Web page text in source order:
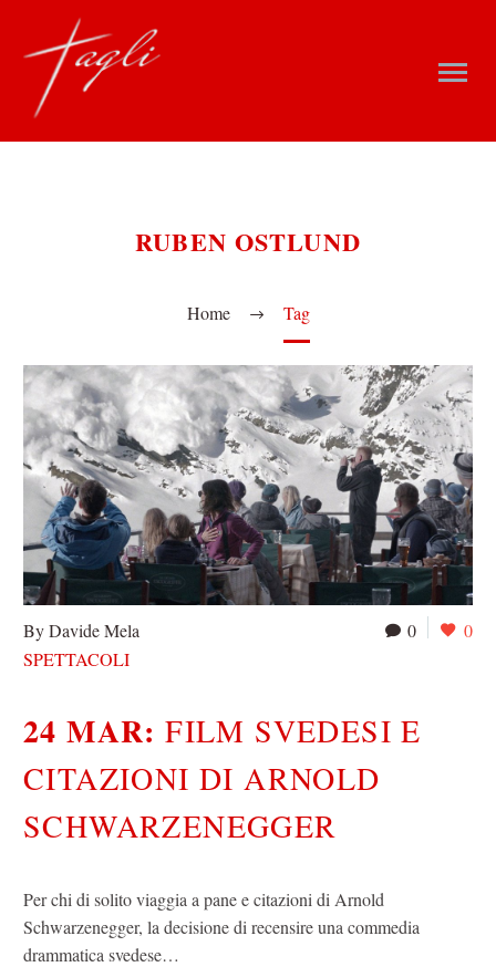
RUBEN OSTLUND
Home Tag
0 0
By Davide Mela
SPETTACOLI
24 MAR:FILM SVEDESI E
CITAZIONI DI ARNOLD
SCHWARZENEGGER
Per chi di solito viaggia a pane e citazioni di Arnold
Schwarzenegger, la decisione di recensire una commedia
drammatica svedese…